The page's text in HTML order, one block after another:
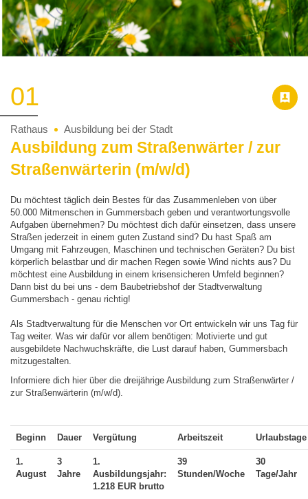
01
Rathaus Ausbildung bei der Stadt
Ausbildung zum Straßenwärter / zur
Straßenwärterin (m/w/d)
Du möchtest täglich dein Bestes für das Zusammenleben von über
50.000 Mitmenschen in Gummersbach geben und verantwortungsvolle
Aufgaben übernehmen? Du möchtest dich dafür einsetzen, dass unsere
Straßen jederzeit in einem guten Zustand sind? Du hast Spaß am
Umgang mit Fahrzeugen, Maschinen und technischen Geräten? Du bist
körperlich belastbar und dir machen Regen sowie Wind nichts aus? Du
möchtest eine Ausbildung in einem krisensicheren Umfeld beginnen?
Dann bist du bei uns - dem Baubetriebshof der Stadtverwaltung
Gummersbach - genau richtig!
Als Stadtverwaltung für die Menschen vor Ort entwickeln wir uns Tag für
Tag weiter. Was wir dafür vor allem benötigen: Motivierte und gut
ausgebildete Nachwuchskräfte, die Lust darauf haben, Gummersbach
mitzugestalten.
Informiere dich hier über die dreijährige Ausbildung zum Straßenwärter /
zur Straßenwärterin (m/w/d).
Beginn Dauer Vergütung Arbeitszeit Urlaubstage
1.
August
3
Jahre
1.
Ausbildungsjahr:
1.218 EUR brutto
39
Stunden/Woche
30
Tage/Jahr